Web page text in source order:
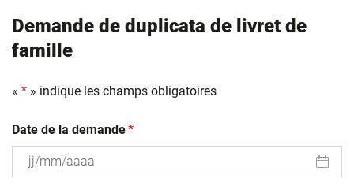
Demande de duplicata de livret de
famille
« * » indique les champs obligatoires
Date de la demande(obligatoire)
*